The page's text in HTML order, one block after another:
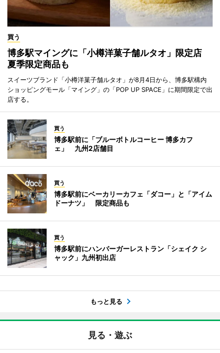
買う
博多駅マイングに「小樽洋菓子舗ルタオ」限定店
夏季限定商品も
スイーツブランド「小樽洋菓子舗ルタオ」が8月4日から、博多駅構内
ショッピングモール「マイング」の「POP UP SPACE」に期間限定で出
店する。
買う
博多駅前に「ブルーボトルコーヒー 博多カフ
ェ」 九州2店舗目
買う
博多駅前にベーカリーカフェ「ダコー」と「アイム
ドーナツ」 限定商品も
買う
博多駅前にハンバーガーレストラン「シェイク シ
ャック」九州初出店
もっと見る
見る・遊ぶ